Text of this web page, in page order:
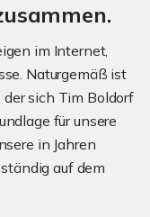
im Internet,
Naturgemäß ist
der sich Tim Boldorf
für unsere
in Jahren
auf dem